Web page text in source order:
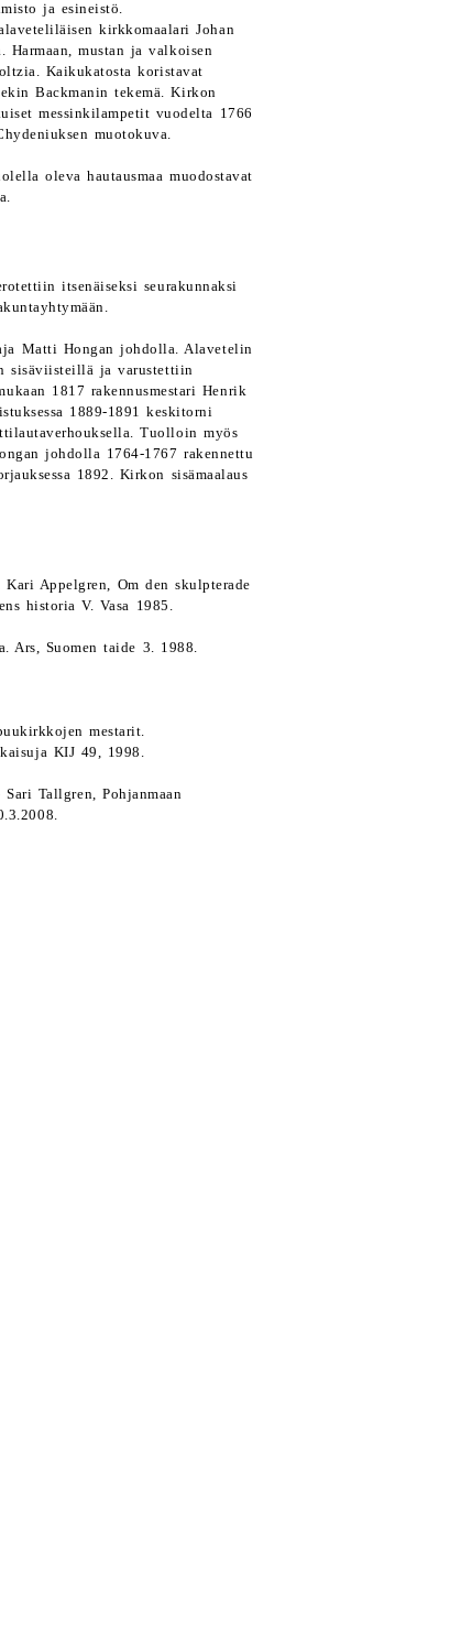
ja esineistö.
kirkkomaalari Johan
Harmaan, mustan ja valkoisen
Kaikukatosta koristavat
Backmanin tekemä. Kirkon
messinkilampetit vuodelta 1766
muotokuva.
oleva hautausmaa muodostavat
itsenäiseksi seurakunnaksi
Matti Hongan johdolla. Alavetelin
sisäviisteillä ja varustettiin
1817 rakennusmestari Henrik
1889-1891 keskitorni
Tuolloin myös
johdolla 1764-1767 rakennettu
1892. Kirkon sisämaalaus
Appelgren, Om den skulpterade
historia V. Vasa 1985.
Ars, Suomen taide 3. 1988.
mestarit.
KIJ 49, 1998.
Tallgren, Pohjanmaan